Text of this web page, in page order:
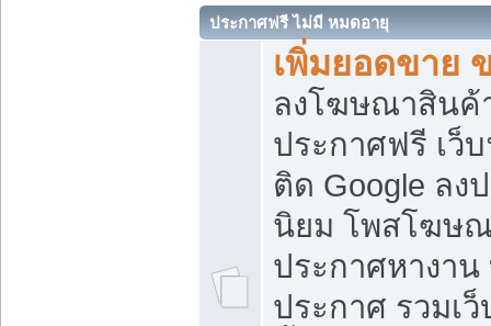
ประกาศฟรี ไม่มี หมดอายุ
เพิ่มยอดขาย
ลงโฆษณาสิน
ประกาศฟรี เว็
ติด Google ลง
นิยม โพสโฆษ
ประกาศหางาน
ประกาศ รวมเ